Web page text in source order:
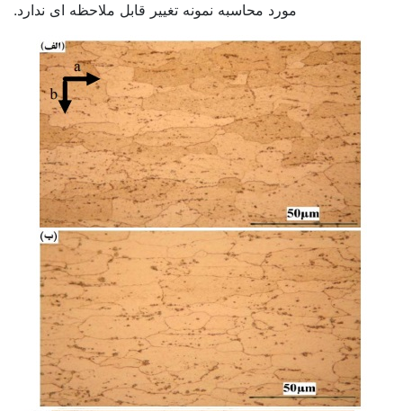
مورد محاسبه نمونه تغییر قابل ملاحظه ای ندارد.